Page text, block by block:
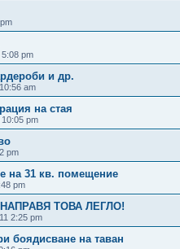
pm
и др.
am
на стая
10:05 pm
pm
на 31 кв. помещение
pm
ТОВА ЛЕГЛО!
2:25 pm
боядисване на таван